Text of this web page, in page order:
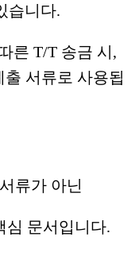
습니다.
른 T/T 송금 시,
서류로 사용됩
류가 아닌
심 문서입니다.